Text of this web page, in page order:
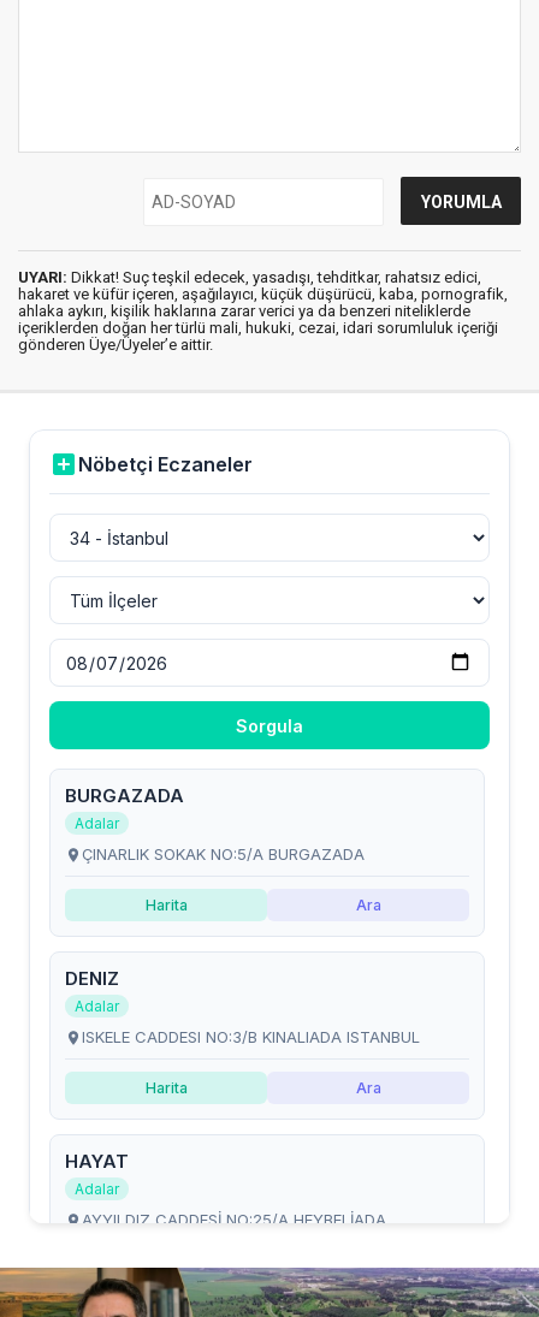
UYARI: Dikkat! Suç teşkil edecek, yasadışı, tehditkar, rahatsız edici,
hakaret ve küfür içeren, aşağılayıcı, küçük düşürücü, kaba, pornografik,
ahlaka aykırı, kişilik haklarına zarar verici ya da benzeri niteliklerde
içeriklerden doğan her türlü mali, hukuki, cezai, idari sorumluluk içeriği
gönderen Üye/Üyeler’e aittir.